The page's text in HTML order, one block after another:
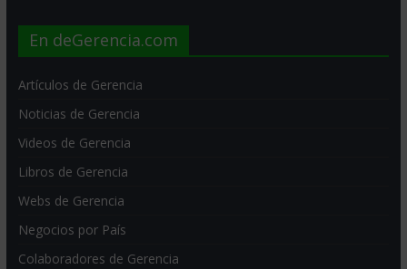
En deGerencia.com
Artículos de Gerencia
Noticias de Gerencia
Videos de Gerencia
Libros de Gerencia
Webs de Gerencia
Negocios por País
Colaboradores de Gerencia